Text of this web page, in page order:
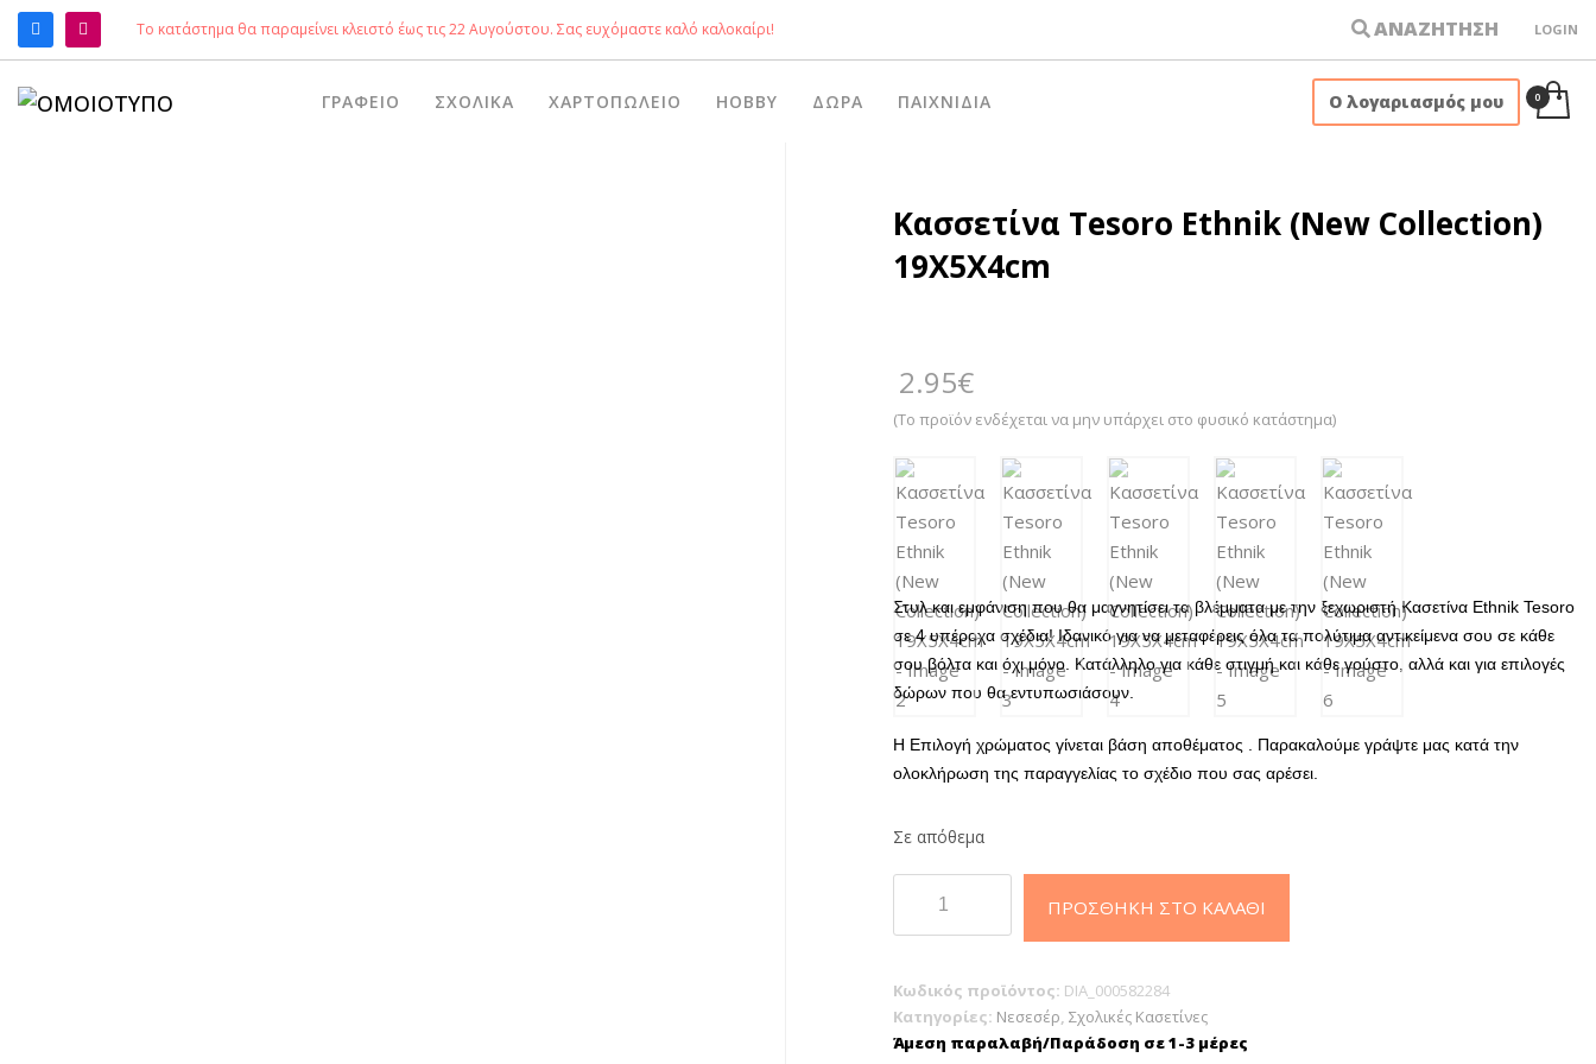
ΑΝΑΖΉΤΗΣΗ
Το κατάστημα θα παραμείνει κλειστό έως τις 22 Αυγούστου. Σας ευχόμαστε καλό καλοκαίρι! ΑΝΑΖΗΤΗΣΗ LOGIN
ΓΡΑΦΕΊΟ ΣΧΟΛΙΚΆ ΧΑΡΤΟΠΩΛΕΊΟ HOBBY ΔΏΡΑ ΠΑΙΧΝΊΔΙΑ Ο λογαριασμός μου
Κασσετίνα Tesoro Ethnik (New Collection)
19Χ5Χ4cm
2.95€
(Το προϊόν ενδέχεται να μην υπάρχει στο φυσικό κατάστημα)
Στυλ και εμφάνιση που θα μαγνητίσει τα βλέμματα με την ξεχωριστή Κασετίνα Ethnik Tesoro
σε 4 υπέροχα σχέδια! Ιδανικό για να μεταφέρεις όλα τα πολύτιμα αντικείμενα σου σε κάθε
σου βόλτα και όχι μόνο. Κατάλληλο για κάθε στιγμή και κάθε γούστο, αλλά και για επιλογές
δώρων που θα εντυπωσιάσουν.
H Επιλογή χρώματος γίνεται βάση αποθέματος . Παρακαλούμε γράψτε μας κατά την
ολοκλήρωση της παραγγελίας το σχέδιο που σας αρέσει.
Σε απόθεμα
Tesoro
Collection)
19Χ5Χ4cm
ΠΡΟΣΘΉΚΗ ΣΤΟ ΚΑΛΆΘΙ
Κωδικός προϊόντος: DIA_000582284
Κατηγορίες: Νεσεσέρ, Σχολικές Κασετίνες
Άμεση παραλαβή/Παράδοση σε 1-3 μέρες